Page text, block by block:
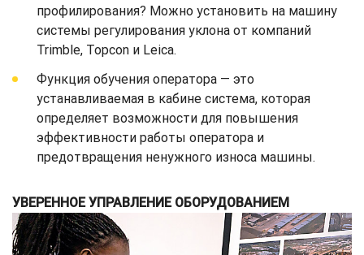
профилирования? Можно установить на машину
системы регулирования уклона от компаний
Trimble, Topcon и Leica.
Функция обучения оператора — это
устанавливаемая в кабине система, которая
определяет возможности для повышения
эффективности работы оператора и
предотвращения ненужного износа машины.
УВЕРЕННОЕ УПРАВЛЕНИЕ ОБОРУДОВАНИЕМ